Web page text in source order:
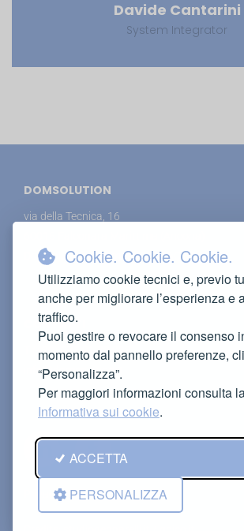
Cookie. Cookie. Cookie.
Utilizziamo cookie tecnici e, previo
anche per migliorare l’esperienza e
traffico.
Puoi gestire o revocare il consenso
momento dal pannello preferenze,
“Personalizza”.
Per maggiori informazioni consulta
Informativa sui cookie.
ACCETTA
PERSONALIZZA
Davide Cantarini
System Integrator
DOMSOLUTION
via della Tecnica, 16
Domsolution è un marchio IMAC Srl
CONTATTI
T (+39) 071 91 73 983
info@domsolution.it
Privacy Policy